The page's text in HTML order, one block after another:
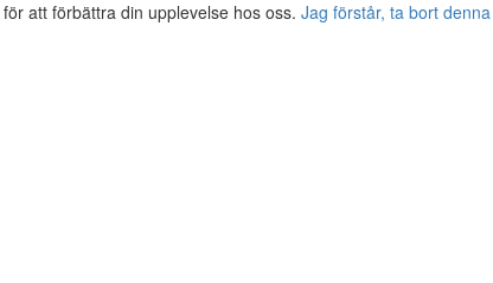
för att förbättra din upplevelse hos oss. Jag förstår, ta bort